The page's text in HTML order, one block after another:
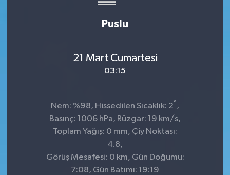
Puslu
21 Mart Cumartesi
03:15
Nem: %98, Hissedilen Sıcaklık: 2° ,
Basınç: 1006 hPa, Rüzgar: 19 km/s,
Toplam Yağış: 0 mm, Çiy Noktası:
4.8,
Görüş Mesafesi: 0 km, Gün Doğumu:
7:08, Gün Batımı: 19:19